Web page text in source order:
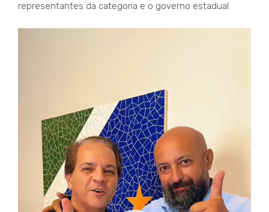
representantes da categoria e o governo estadual.